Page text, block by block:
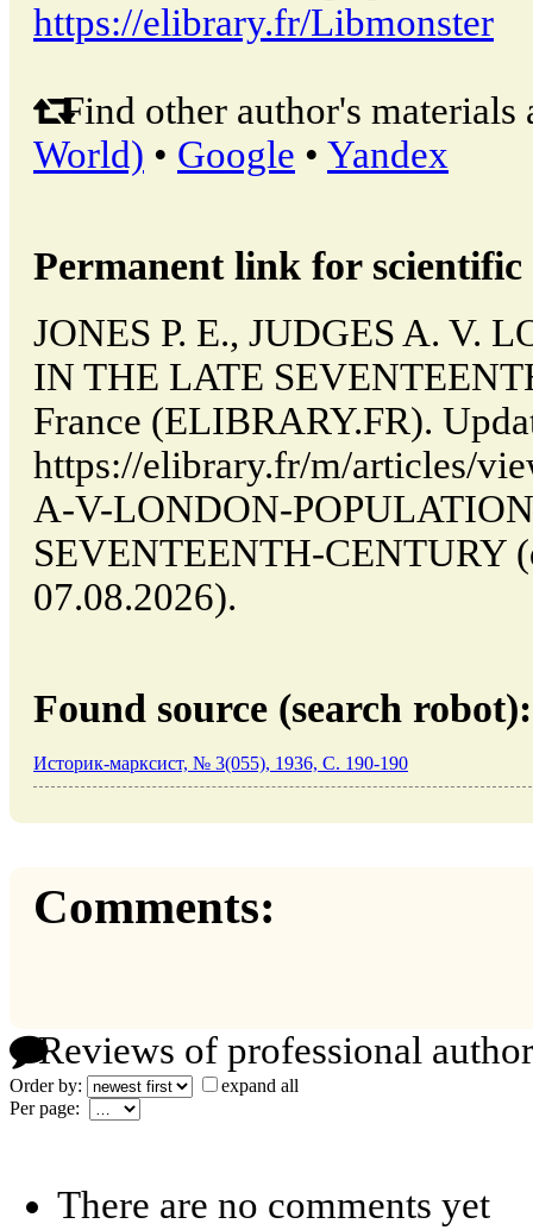
https://elibrary.fr/Libmonster
Find other author's materials
World) • Google • Yandex
Permanent link for
JONES P. E., JUDGES A. V.
IN THE LATE
France (ELIBRARY.FR).
https://elibrary.fr/m/articles/
A-V-LONDON-
SEVENTEENTH-CENTURY
07.08.2026).
Found source (search robot):
Историк-марксист, № 3(055), 1936, C. 190-190
Comments:
Reviews of professional
Order by:
expand all
Per page:
There are no comments yet